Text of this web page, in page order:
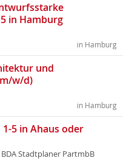
in Hamburg
in Hamburg
und
w/d)
in Hamburg
5 in Ahaus oder
Stadtplaner PartmbB